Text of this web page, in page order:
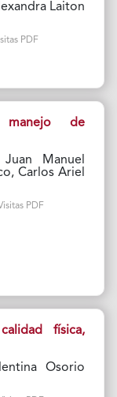
Laiton
PDF
de
Manuel
Carlos Ariel
PDF
física,
Osorio